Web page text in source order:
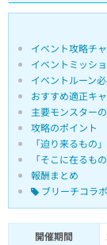
イベント攻略チ
イベントミッシ
イベントルーン
おすすめ適正キ
主要モンスター
攻略のポイント
「迫り来るもの
「そこに在るも
報酬まとめ
ブリーチコラ
開催期間